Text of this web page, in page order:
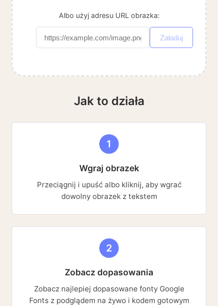
Albo użyj adresu URL obrazka:
Załaduj
Jak to działa
1
Wgraj obrazek
Przeciągnij i upuść albo kliknij, aby wgrać
dowolny obrazek z tekstem
2
Zobacz dopasowania
Zobacz najlepiej dopasowane fonty Google
Fonts z podglądem na żywo i kodem gotowym